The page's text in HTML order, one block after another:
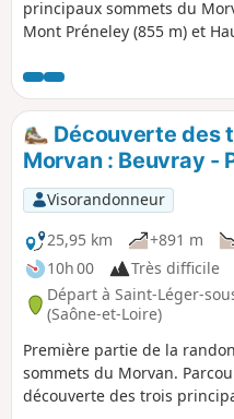
principaux sommets du
Mont Préneley (855 m) et
de la nature. Offrez-vous
rythme, crapahutez,
des sommets !
Découverte des
Morvan : Beuvray -
Visorandonneur
25,95 km
+891 m
10h 00
Très difficile
Départ à Saint-Léger-
(Saône-et-Loire)
Première partie de la
sommets du Morvan.
découverte des trois